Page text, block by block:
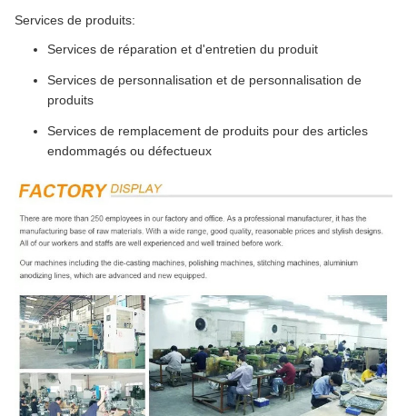
Services de produits:
Services de réparation et d'entretien du produit
Services de personnalisation et de personnalisation de
produits
Services de remplacement de produits pour des articles
endommagés ou défectueux